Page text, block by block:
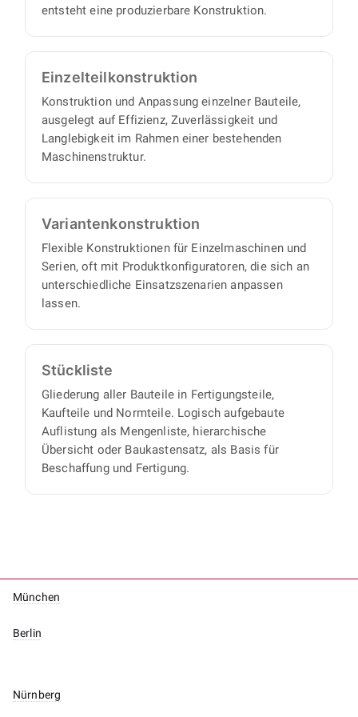
entsteht eine produzierbare Konstruktion.
Einzelteil­konstruktion
Konstruktion und Anpassung einzelner Bauteile,
ausgelegt auf Effizienz, Zuverlässigkeit und
Langlebigkeit im Rahmen einer bestehenden
Maschinenstruktur.
Varianten­konstruktion
Flexible Konstruktionen für Einzelmaschinen und
Serien, oft mit Produktkonfiguratoren, die sich an
unterschiedliche Einsatzszenarien anpassen
lassen.
Stückliste
Gliederung aller Bauteile in Fertigungsteile,
Kaufteile und Normteile. Logisch aufgebaute
Auflistung als Mengenliste, hierarchische
Übersicht oder Baukastensatz, als Basis für
Beschaffung und Fertigung.
München
Berlin
Nürnberg